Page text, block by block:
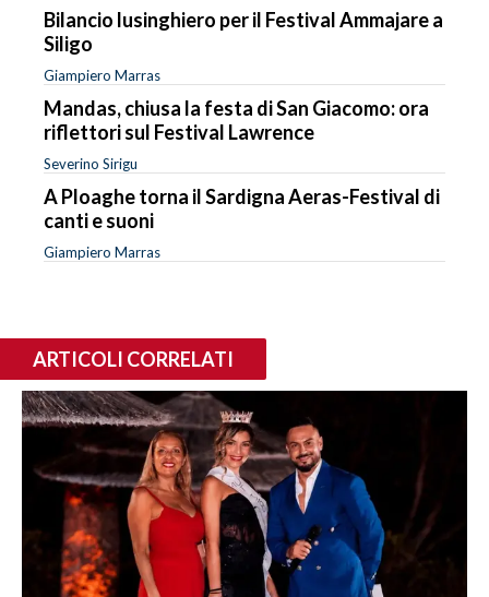
Bilancio lusinghiero per il Festival Ammajare a
Siligo
Giampiero Marras
Mandas, chiusa la festa di San Giacomo: ora
riflettori sul Festival Lawrence
Severino Sirigu
A Ploaghe torna il Sardigna Aeras-Festival di
canti e suoni
Giampiero Marras
ARTICOLI CORRELATI